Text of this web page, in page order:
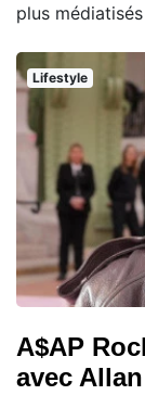
plus
Lifestyle
A$AP
avec